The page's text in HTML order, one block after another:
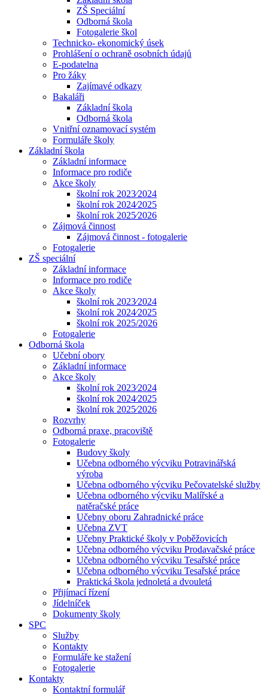
ZŠ Speciální
Odborná škola
Fotogalerie škol
Technicko- ekonomický úsek
Prohlášení o ochraně osobních údajů
E-podatelna
Pro žáky
Zajímavé odkazy
Bakaláři
Základní škola
Odborná škola
Vnitřní oznamovací systém
Formuláře školy
Základní škola
Základní informace
Informace pro rodiče
Akce školy
školní rok 2023⁄2024
školní rok 2024⁄2025
školní rok 2025⁄2026
Zájmová činnost
Zájmová činnost - fotogalerie
Fotogalerie
ZŠ speciální
Základní informace
Informace pro rodiče
Akce školy
školní rok 2023⁄2024
školní rok 2024⁄2025
školní rok 2025/2026
Fotogalerie
Odborná škola
Učební obory
Základní informace
Akce školy
školní rok 2023⁄2024
školní rok 2024⁄2025
školní rok 2025⁄2026
Rozvrhy
Odborná praxe, pracoviště
Fotogalerie
Budovy školy
Učebna odborného výcviku Potravinářská
výroba
Učebna odborného výcviku Pečovatelské služby
Učebna odborného výcviku Malířské a
natěračské práce
Učebny oboru Zahradnické práce
Učebna ZVT
Učebny Praktické školy v Poběžovicích
Učebna odborného výcviku Prodavačské práce
Učebna odborného výcviku Tesařské práce
Učebna odborného výcviku Tesařské práce
Praktická škola jednoletá a dvouletá
Přijímací řízení
Jídelníček
Dokumenty školy
SPC
Služby
Kontakty
Formuláře ke stažení
Fotogalerie
Kontakty
Kontaktní formulář